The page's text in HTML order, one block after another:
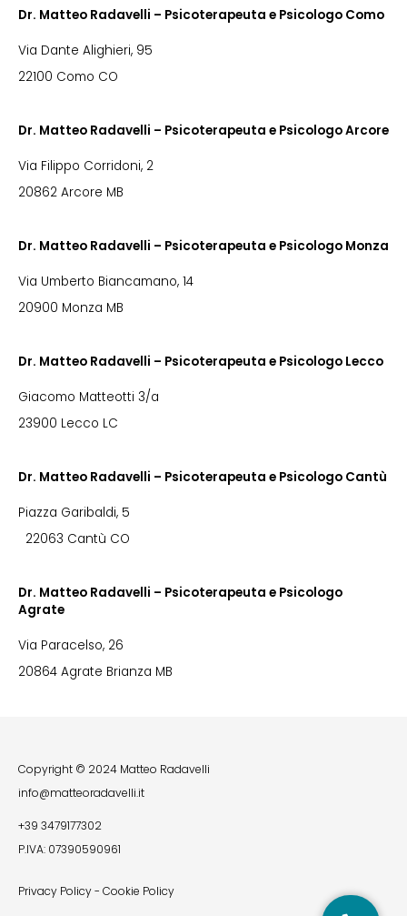
Dr. Matteo Radavelli – Psicoterapeuta e Psicologo Como
Via Dante Alighieri, 95
22100 Como CO
Dr. Matteo Radavelli – Psicoterapeuta e Psicologo Arcore
Via Filippo Corridoni, 2
20862 Arcore MB
Dr. Matteo Radavelli – Psicoterapeuta e Psicologo Monza
Via Umberto Biancamano, 14
20900 Monza MB
Dr. Matteo Radavelli – Psicoterapeuta e Psicologo Lecco
Giacomo Matteotti 3/a
23900 Lecco LC
Dr. Matteo Radavelli – Psicoterapeuta e Psicologo Cantù
Piazza Garibaldi, 5
22063 Cantù CO
Dr. Matteo Radavelli – Psicoterapeuta e Psicologo
Agrate
Via Paracelso, 26
20864 Agrate Brianza MB
Copyright © 2024 Matteo Radavelli
info@matteoradavelli.it
+39 3479177302
P.IVA: 07390590961
Privacy Policy- Cookie Policy